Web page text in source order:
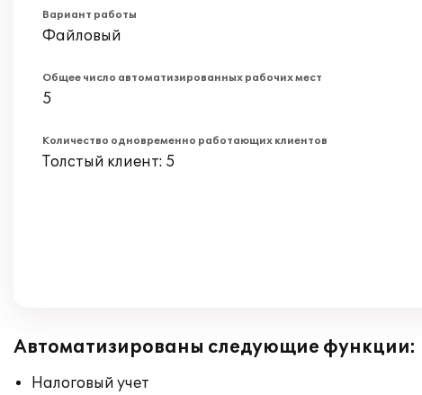
Вариант работы
Файловый
Общее число автоматизированных рабочих мест
5
Количество одновременно работающих клиентов
Толстый клиент: 5
Автоматизированы следующие функции:
Налоговый учет